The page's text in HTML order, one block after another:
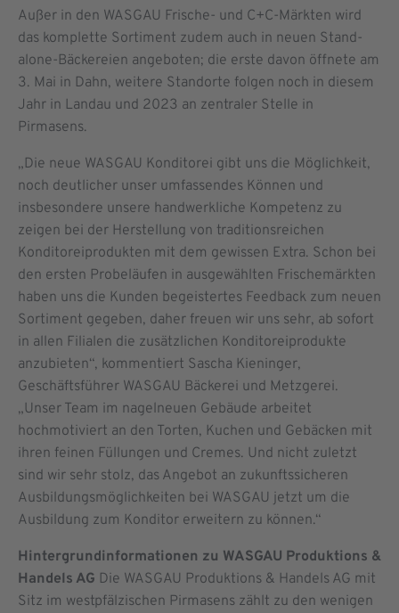
Außer in den WASGAU Frische- und C+C-Märkten wird
das komplette Sortiment zudem auch in neuen Stand-
alone-Bäckereien angeboten; die erste davon öffnete am
3. Mai in Dahn, weitere Standorte folgen noch in diesem
Jahr in Landau und 2023 an zentraler Stelle in
Pirmasens.
„Die neue WASGAU Konditorei gibt uns die Möglichkeit,
noch deutlicher unser umfassendes Können und
insbesondere unsere handwerkliche Kompetenz zu
zeigen bei der Herstellung von traditionsreichen
Konditoreiprodukten mit dem gewissen Extra. Schon bei
den ersten Probeläufen in ausgewählten Frischemärkten
haben uns die Kunden begeistertes Feedback zum neuen
Sortiment gegeben, daher freuen wir uns sehr, ab sofort
in allen Filialen die zusätzlichen Konditoreiprodukte
anzubieten“, kommentiert Sascha Kieninger,
Geschäftsführer WASGAU Bäckerei und Metzgerei.
„Unser Team im nagelneuen Gebäude arbeitet
hochmotiviert an den Torten, Kuchen und Gebäcken mit
ihren feinen Füllungen und Cremes. Und nicht zuletzt
sind wir sehr stolz, das Angebot an zukunftssicheren
Ausbildungsmöglichkeiten bei WASGAU jetzt um die
Ausbildung zum Konditor erweitern zu können.“
Hintergrundinformationen zu WASGAU Produktions &
Handels AG Die WASGAU Produktions & Handels AG mit
Sitz im westpfälzischen Pirmasens zählt zu den wenigen